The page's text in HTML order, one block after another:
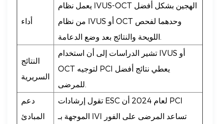
أداء
يعمل نظام IVUS-OCT الهجين بشكل أفضل
من نظام IVUS أو OCT وحدهما لفحص
النتائج
السريرية
تشير الدراسات إلى أن استخدام IVUS أو
OCT لتوجيه PCI يعطي نتائج أفضل
دعم
المبادئ
تقول إرشادات ESC لعام 2024 أن PCI
الموجهة بـ IVI تساعد المرضى على الفور